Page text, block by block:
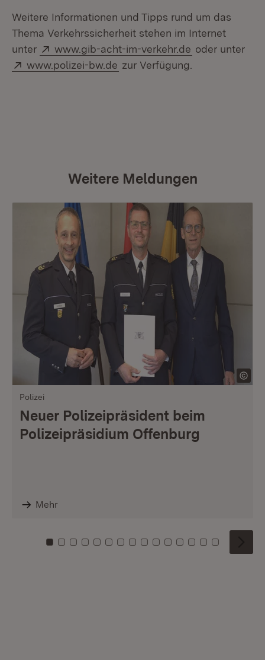
Weitere Informationen und Tipps rund um das
Thema Verkehrssicherheit stehen im Internet
unter
Extern:
www.gib-acht-im-verkehr.de (Öffnet in
oder unter
Extern:
www.polizei-bw.de (Öffnet in neuem Fenster)
zur Verfügung.
Weitere Meldungen
Polizei
Neuer Polizeipräsident beim
Polizeipräsidium Offenburg
Mehr
Zu Kachel: 0
Zu Kachel: 1
Zu Kachel: 2
Zu Kachel: 3
Zu Kachel: 4
Zu Kachel: 5
Zu Kachel: 6
Zu Kachel: 7
Zu Kachel: 8
Zu Kachel: 9
Zu Kachel: 10
Zu Kachel: 11
Zu Kachel: 12
Zu Kachel:
Zu